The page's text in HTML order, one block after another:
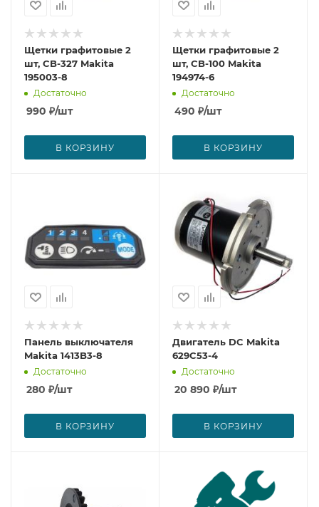
Щетки графитовые 2
шт, CB-327 Makita
195003-8
Достаточно
990 ₽/шт
В КОРЗИНУ
Щетки графитовые 2
шт, CB-100 Makita
194974-6
Достаточно
490 ₽/шт
В КОРЗИНУ
Панель выключателя
Makita 1413B3-8
Достаточно
280 ₽/шт
В КОРЗИНУ
Двигатель DC Makita
629C53-4
Достаточно
20 890 ₽/шт
В КОРЗИНУ